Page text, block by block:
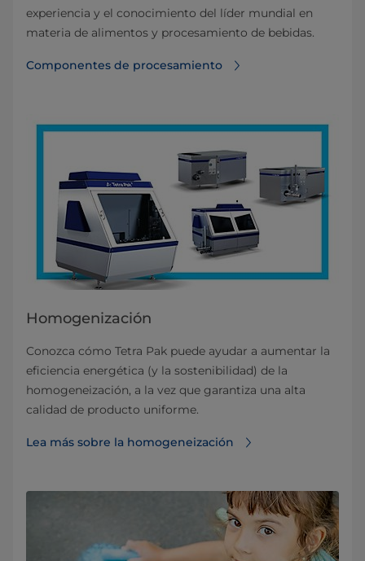
experiencia y el conocimiento del líder mundial en
materia de alimentos y procesamiento de bebidas.
Componentes de procesamiento
Homogenización
Conozca cómo Tetra Pak puede ayudar a aumentar la
eficiencia energética (y la sostenibilidad) de la
homogeneización, a la vez que garantiza una alta
calidad de producto uniforme.
Lea más sobre la homogeneización